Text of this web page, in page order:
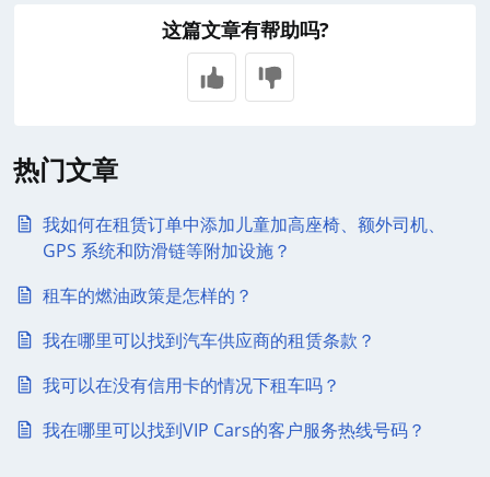
这篇文章有帮助吗?
热门文章
我如何在租赁订单中添加儿童加高座椅、额外司机、
GPS 系统和防滑链等附加设施？
租车的燃油政策是怎样的？
我在哪里可以找到汽车供应商的租赁条款？
我可以在没有信用卡的情况下租车吗？
我在哪里可以找到VIP Cars的客户服务热线号码？